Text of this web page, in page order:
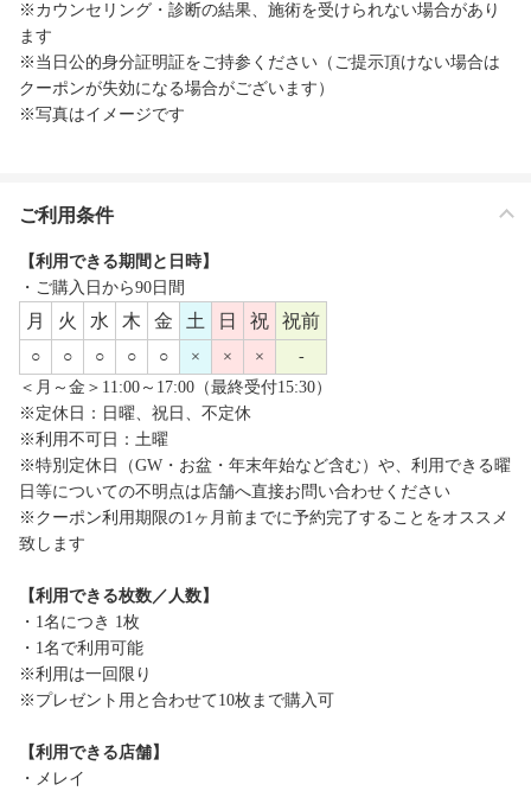
※カウンセリング・診断の結果、施術を受けられない場合があり
ます
※当日公的身分証明証をご持参ください（ご提示頂けない場合は
クーポンが失効になる場合がございます）
※写真はイメージです
ご利用条件
【利用できる期間と日時】
・ご購入日から90日間
月 火 水 木 金 土 日 祝 祝前
○ ○ ○ ○ ○ × × ×
-
＜月～金＞11:00～17:00（最終受付15:30）
※定休日：日曜、祝日、不定休
※利用不可日：土曜
※特別定休日（GW・お盆・年末年始など含む）や、利用できる曜
日等についての不明点は店舗へ直接お問い合わせください
※クーポン利用期限の1ヶ月前までに予約完了することをオススメ
致します
【利用できる枚数／人数】
・1名につき 1枚
・1名で利用可能
※利用は一回限り
※プレゼント用と合わせて10枚まで購入可
【利用できる店舗】
・メレイ